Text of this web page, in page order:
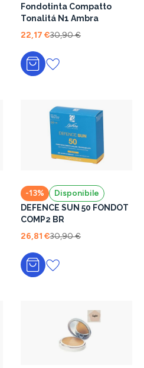
Fondotinta Compatto
Tonalitá N1 Ambra
22,17 €30,90 €
Aggiungi al carrello
-13% Disponibile
DEFENCE SUN 50 FONDOT
COMP2 BR
26,81 €30,90 €
Aggiungi al carrello